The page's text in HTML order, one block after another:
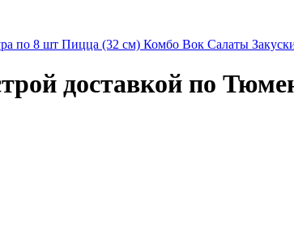
по 8 шт Пицца (32 см) Комбо Вок Салаты
доставкой по